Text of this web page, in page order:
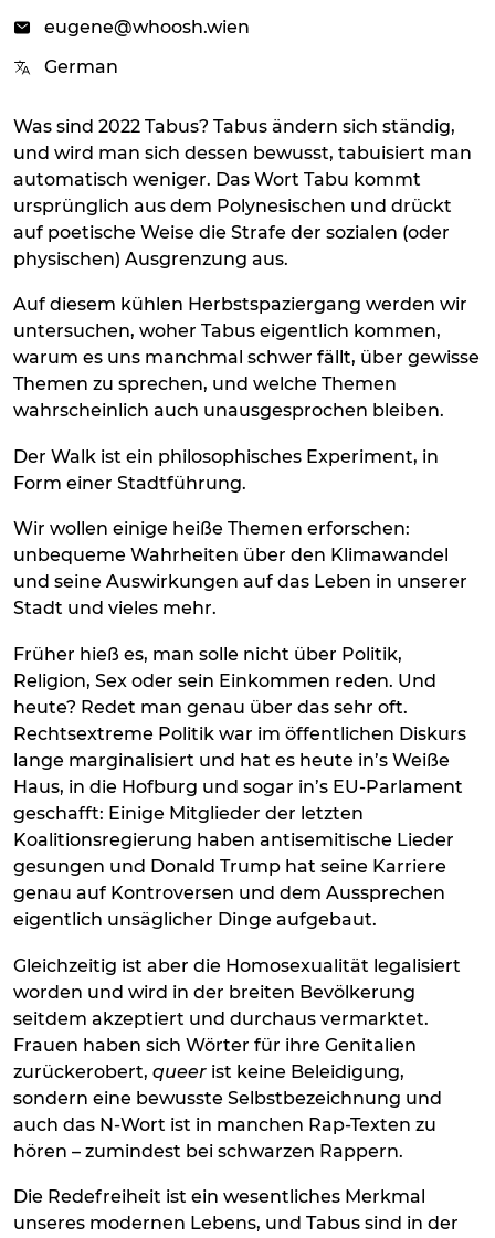
eugene@whoosh.wien
German
Was sind 2022 Tabus? Tabus ändern sich ständig,
und wird man sich dessen bewusst, tabuisiert man
automatisch weniger. Das Wort Tabu kommt
ursprünglich aus dem Polynesischen und drückt
auf poetische Weise die Strafe der sozialen (oder
physischen) Ausgrenzung aus.
Auf diesem kühlen Herbstspaziergang werden wir
untersuchen, woher Tabus eigentlich kommen,
warum es uns manchmal schwer fällt, über gewisse
Themen zu sprechen, und welche Themen
wahrscheinlich auch unausgesprochen bleiben.
Der Walk ist ein philosophisches Experiment, in
Form einer Stadtführung.
Wir wollen einige heiße Themen erforschen:
unbequeme Wahrheiten über den Klimawandel
und seine Auswirkungen auf das Leben in unserer
Stadt und vieles mehr.
Früher hieß es, man solle nicht über Politik,
Religion, Sex oder sein Einkommen reden. Und
heute? Redet man genau über das sehr oft.
Rechtsextreme Politik war im öffentlichen Diskurs
lange marginalisiert und hat es heute in’s Weiße
Haus, in die Hofburg und sogar in’s EU-Parlament
geschafft: Einige Mitglieder der letzten
Koalitionsregierung haben antisemitische Lieder
gesungen und Donald Trump hat seine Karriere
genau auf Kontroversen und dem Aussprechen
eigentlich unsäglicher Dinge aufgebaut.
Gleichzeitig ist aber die Homosexualität legalisiert
worden und wird in der breiten Bevölkerung
seitdem akzeptiert und durchaus vermarktet.
Frauen haben sich Wörter für ihre Genitalien
zurückerobert, queer ist keine Beleidigung,
sondern eine bewusste Selbstbezeichnung und
auch das N-Wort ist in manchen Rap-Texten zu
hören – zumindest bei schwarzen Rappern.
Die Redefreiheit ist ein wesentliches Merkmal
unseres modernen Lebens, und Tabus sind in der